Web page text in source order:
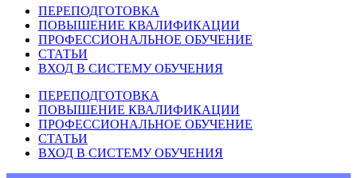
ПЕРЕПОДГОТОВКА
ПОВЫШЕНИЕ КВАЛИФИКАЦИИ
ПРОФЕССИОНАЛЬНОЕ ОБУЧЕНИЕ
СТАТЬИ
ВХОД В СИСТЕМУ ОБУЧЕНИЯ
ПЕРЕПОДГОТОВКА
ПОВЫШЕНИЕ КВАЛИФИКАЦИИ
ПРОФЕССИОНАЛЬНОЕ ОБУЧЕНИЕ
СТАТЬИ
ВХОД В СИСТЕМУ ОБУЧЕНИЯ